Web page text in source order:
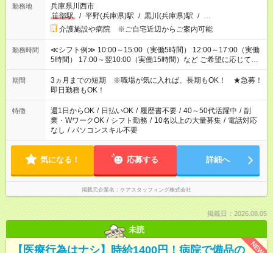
勤務地
兵庫県川西市
笹部駅
/ 平野(兵庫県)駅 / 黒川(兵庫県)駅 / …
介護施設や病院 ※ご自宅近辺からご案内可能
勤務時間
≪シフト例≫ 10:00～15:00（実働5時間） 12:00～17:00（実働
5時間） 17:00～翌10:00（実働15時間）など ご希望に応じて、
働く時間は調整できます！ お気軽に担当へ相談ください！
期間
3ヵ月までの短期 ※職場が気に入れば、長期もOK！ ★急募！
即日勤務もOK！
特徴 週1日からOK / 日払いOK / 履歴書不要 / 40～50代活躍中 / 副
業・WワークOK / シフト勤務 / 10名以上の大量募集 / 電話対応
なし / パソコンスキル不要
気になる！ 応募する 詳細へ
掲載元企業名 ケアスタッフィング株式会社
掲載日：2026.08.05
未読
NEW
【医療行為はナシ】時給1400円！病院で備品の